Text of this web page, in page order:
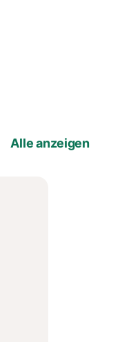
Alle anzeigen